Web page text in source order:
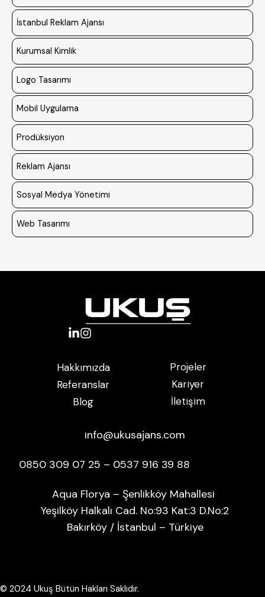
İstanbul Reklam Ajansı
Kurumsal Kimlik
Logo Tasarımı
Mobil Uygulama
Prodüksiyon
Reklam Ajansı
Sosyal Medya Yönetimi
Web Tasarımı
Hakkımızda
Referanslar
Blog
Projeler
Kariyer
İletişim
info@ukusajans.com
0850 309 07 25 – 0537 916 39 88
Aqua Florya – Şenlikköy Mahallesi
Yeşilköy Halkalı Cad. No:93 Kat:3 D.No:2
Bakırköy / İstanbul – Türkiye
© 2024 Ukuş Bütün Hakları Saklıdır.